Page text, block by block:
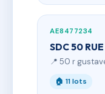
AE8477234
SDC 50
📍 50 r
🏠 11 lots